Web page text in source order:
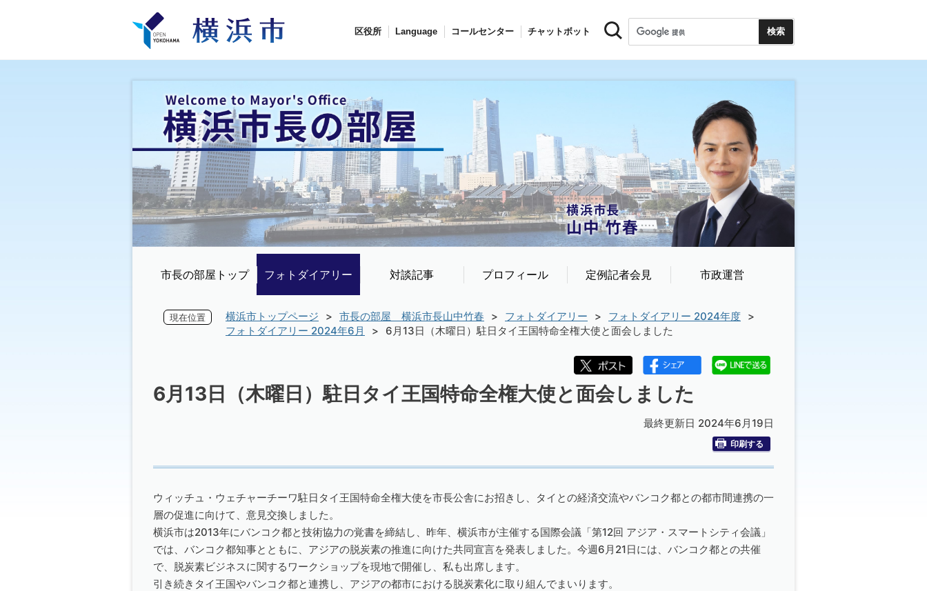
区役所 Language コールセンター チャットボット
市長の部屋トップ フォトダイアリー 対談記事 プロフィール 定例記者会見 市政運営
現在位置 横浜市トップページ 市長の部屋 横浜市長山中竹春 フォトダイアリー
フォトダイアリー 2024年度
フォトダイアリー 2024年6月
6月13日（木曜日）駐日タイ王国特命全権大使と面会しました
6月13日（木曜日）駐日タイ王国特命全権大使と面会しました
最終更新日 2024年6月19日
印刷する
ウィッチュ・ウェチャーチーワ駐日タイ王国特命全権大使を市長公舎にお招きし、タイとの経済交流やバンコク都との都市間連携の一
層の促進に向けて、意見交換しました。
横浜市は2013年にバンコク都と技術協力の覚書を締結し、昨年、横浜市が主催する国際会議「第12回 アジア・スマートシティ会議」
では、バンコク都知事とともに、アジアの脱炭素の推進に向けた共同宣言を発表しました。今週6月21日には、バンコク都との共催
で、脱炭素ビジネスに関するワークショップを現地で開催し、私も出席します。
引き続きタイ王国やバンコク都と連携し、アジアの都市における脱炭素化に取り組んでまいります。